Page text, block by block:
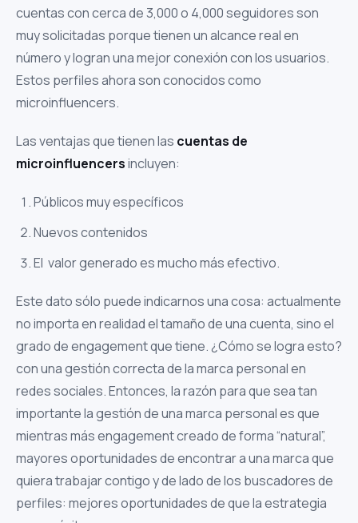
cuentas con cerca de 3,000 o 4,000 seguidores son
muy solicitadas porque tienen un alcance real en
número y logran una mejor conexión con los usuarios.
Estos perfiles ahora son conocidos como
microinfluencers.
Las ventajas que tienen las cuentas de
microinfluencersincluyen:
Públicos muy específicos
Nuevos contenidos
El valor generado es mucho más efectivo.
Este dato sólo puede indicarnos una cosa: actualmente
no importa en realidad el tamaño de una cuenta, sino el
grado de engagement que tiene. ¿Cómo se logra esto?
con una gestión correcta de la marca personal en
redes sociales. Entonces, la razón para que sea tan
importante la gestión de una marca personal es que
mientras más engagement creado de forma “natural”,
mayores oportunidades de encontrar a una marca que
quiera trabajar contigo y de lado de los buscadores de
perfiles: mejores oportunidades de que la estrategia